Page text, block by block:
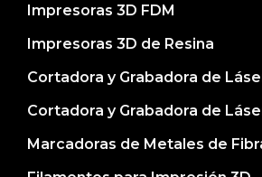
Impresoras 3D FDM
Impresoras 3D de Resina
Cortadora y Grabadora de
Cortadora y Grabadora de
Marcadoras de Metales de